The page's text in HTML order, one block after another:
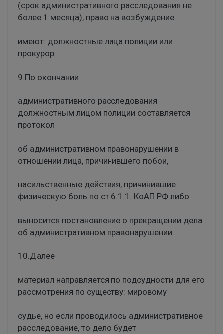
(срок административного расследования не
более 1 месяца), право на возбуждение
имеют: должностные лица полиции или
прокурор.
9.По окончании
административного расследования
должностным лицом полиции составляется
протокол
об административном правонарушении в
отношении лица, причинившего побои,
насильственные действия, причинившие
физическую боль по ст.6.1.1. КоАП РФ либо
выносится постановление о прекращении дела
об административном правонарушении.
10.Далее
материал направляется по подсудности для его
рассмотрения по существу: мировому
судье, но если проводилось административное
расследование, то дело будет